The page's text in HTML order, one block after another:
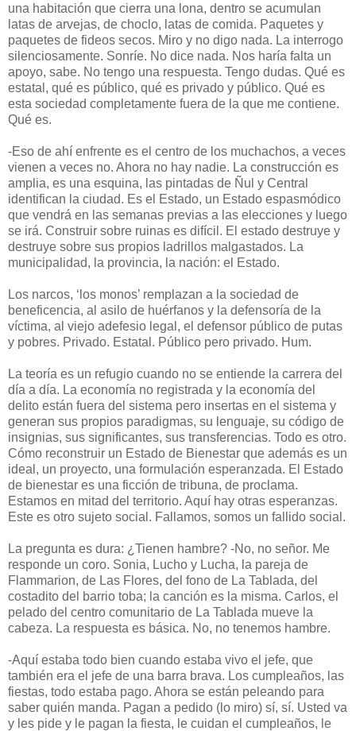
una habitación que cierra una lona, dentro se acumulan
latas de arvejas, de choclo, latas de comida. Paquetes y
paquetes de fideos secos. Miro y no digo nada. La interrogo
silenciosamente. Sonríe. No dice nada. Nos haría falta un
apoyo, sabe. No tengo una respuesta. Tengo dudas. Qué es
estatal, qué es público, qué es privado y público. Qué es
esta sociedad completamente fuera de la que me contiene.
Qué es.
-Eso de ahí enfrente es el centro de los muchachos, a veces
vienen a veces no. Ahora no hay nadie. La construcción es
amplia, es una esquina, las pintadas de Ñul y Central
identifican la ciudad. Es el Estado, un Estado espasmódico
que vendrá en las semanas previas a las elecciones y luego
se irá. Construir sobre ruinas es difícil. El estado destruye y
destruye sobre sus propios ladrillos malgastados. La
municipalidad, la provincia, la nación: el Estado.
Los narcos, ‘los monos’ remplazan a la sociedad de
beneficencia, al asilo de huérfanos y la defensoría de la
víctima, al viejo adefesio legal, el defensor público de putas
y pobres. Privado. Estatal. Público pero privado. Hum.
La teoría es un refugio cuando no se entiende la carrera del
día a día. La economía no registrada y la economía del
delito están fuera del sistema pero insertas en el sistema y
generan sus propios paradigmas, su lenguaje, su código de
insignias, sus significantes, sus transferencias. Todo es otro.
Cómo reconstruir un Estado de Bienestar que además es un
ideal, un proyecto, una formulación esperanzada. El Estado
de bienestar es una ficción de tribuna, de proclama.
Estamos en mitad del territorio. Aquí hay otras esperanzas.
Este es otro sujeto social. Fallamos, somos un fallido social.
La pregunta es dura: ¿Tienen hambre? -No, no señor. Me
responde un coro. Sonia, Lucho y Lucha, la pareja de
Flammarion, de Las Flores, del fono de La Tablada, del
costadito del barrio toba; la canción es la misma. Carlos, el
pelado del centro comunitario de La Tablada mueve la
cabeza. La respuesta es básica. No, no tenemos hambre.
-Aquí estaba todo bien cuando estaba vivo el jefe, que
también era el jefe de una barra brava. Los cumpleaños, las
fiestas, todo estaba pago. Ahora se están peleando para
saber quién manda. Pagan a pedido (lo miro) sí, sí. Usted va
y les pide y le pagan la fiesta, le cuidan el cumpleaños, le